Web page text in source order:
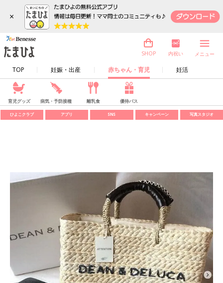
×
TOP 妊娠・出産 赤ちゃん・育児 妊活
SHOP 内祝い メニュー
育児グッズ 病気・予防接種 離乳食 優待パス
ひよこクラブ アプリ SNS キャンペーン 写真スタジオ